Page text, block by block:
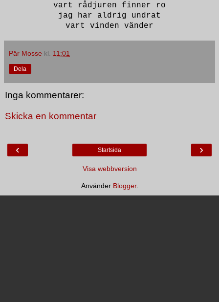
vart rådjuren finner ro
jag har aldrig undrat
vart vinden vänder
Pär Mosse kl. 11:01
Dela
Inga kommentarer:
Skicka en kommentar
‹ ›
Startsida
Visa webbversion
Använder Blogger.